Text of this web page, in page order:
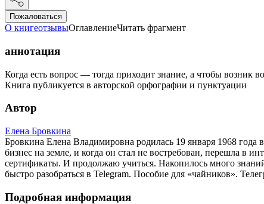
Пожаловаться
О книгеотзывыОглавлениеЧитать фрагмент
аннотация
Когда есть вопрос — тогда приходит знание, а чтобы
Книга публикуется в авторской орфографии и пунктуации
Автор
Елена Бровкина
Бровкина Елена Владимировна родилась 19 января 1968
бизнес на земле, и когда он стал не востребован, перешла
сертификаты. И продолжаю учиться. Накопилось много
быстро разобраться в Telegram. Пособие для «чайников».
Подробная информация